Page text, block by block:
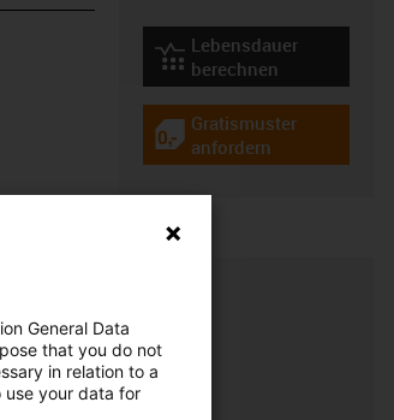
igus-icon-lebensdauerrechner
Lebensdauer
berechnen
igus-icon-gratismuster
Gratismuster
anfordern
General Data
that you do not
in relation to a
use your data for